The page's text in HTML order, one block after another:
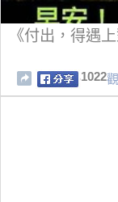
《付出，得遇
1022